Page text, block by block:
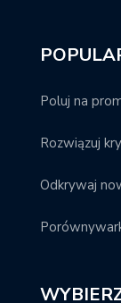
Poluj na
Rozwiązuj
Odkrywaj